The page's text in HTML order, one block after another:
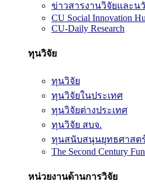
ข่าวสารงานวิจัยและน
CU Social Innovation
CU-Daily Research
ทุนวิจัย
ทุนวิจัย
ทุนวิจัยในประเทศ
ทุนวิจัยต่างประเทศ
ทุนวิจัย สบจ.
ทุนสนับสนุนยุทธศาสต
The Second Century
หน่วยงานด้านการวิจัย